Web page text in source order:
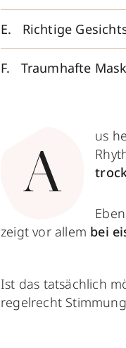
Richtige
Traumhafte
A
us
zeigt vor allem bei
Ist das tatsächlich
regelrecht